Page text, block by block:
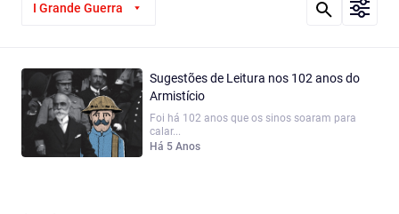
I Grande Guerra
Sugestões de Leitura nos 102 anos do
Armistício
Foi há 102 anos que os sinos soaram para
calar...
Há 5 Anos